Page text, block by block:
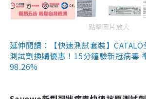
點擊圖片放大
延伸閱讀：【快速測試套裝】
測試劑換購優惠！15分鐘驗新冠病毒
98.26%